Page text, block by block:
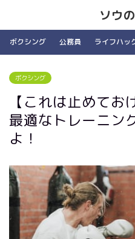
ソウ
ボクシング 公務員 ライフハッ
ボクシング
【これは止めてお
最適なトレーニン
よ！